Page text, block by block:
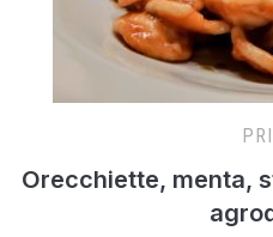
Orecchiette, menta,